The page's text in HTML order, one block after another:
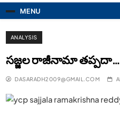
MENU
ANALYSIS
సజ్జల రాజీనామా
DASARADH2009@GMAIL.COM